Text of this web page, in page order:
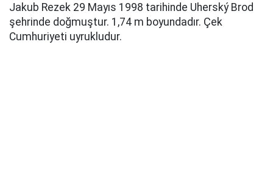
Jakub Rezek 29 Mayıs 1998 tarihinde Uherský Brod
şehrinde doğmuştur. 1,74 m boyundadır. Çek
Cumhuriyeti uyrukludur.